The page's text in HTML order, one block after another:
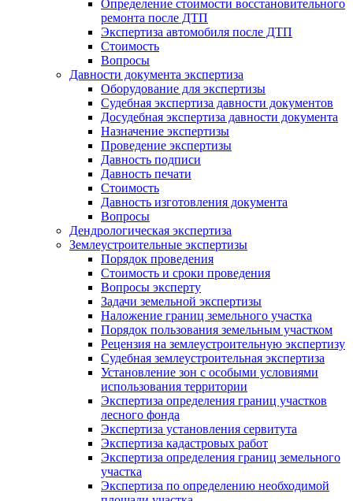
Определение стоимости восстановительного
ремонта после ДТП
Экспертиза автомобиля после ДТП
Стоимость
Вопросы
Давности документа экспертиза
Оборудование для экспертизы
Судебная экспертиза давности документов
Досудебная экспертиза давности документа
Назначение экспертизы
Проведение экспертизы
Давность подписи
Давность печати
Стоимость
Давность изготовления документа
Вопросы
Дендрологическая экспертиза
Землеустроительные экспертизы
Порядок проведения
Стоимость и сроки проведения
Вопросы эксперту
Задачи земельной экспертизы
Наложение границ земельного участка
Порядок пользования земельным участком
Рецензия на землеустроительную экспертизу
Судебная землеустроительная экспертиза
Установление зон с особыми условиями
использования территории
Экспертиза определения границ участков
лесного фонда
Экспертиза установления сервитута
Экспертиза кадастровых работ
Экспертиза определения границ земельного
участка
Экспертиза по определению необходимой